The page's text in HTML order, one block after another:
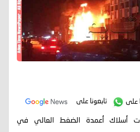
على تابعونا على
أسلاك أعمدة الضغط العالي في